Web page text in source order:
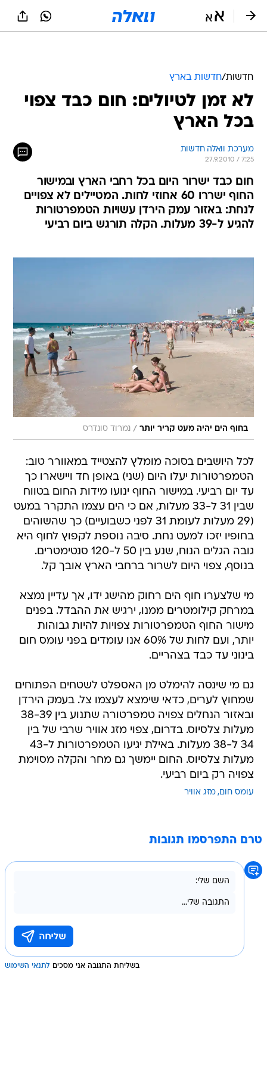
חדשות/חדשות בארץ
לא זמן לטיולים: חום כבד צפוי
בכל הארץ
מערכת וואלה חדשות
27.9.2010 / 7:25
חום כבד ישרור היום בכל רחבי הארץ ובמישור
החוף ישררו 60 אחוזי לחות. המטיילים לא צפויים
לנחת: באזור עמק הירדן עשויות הטמפרטורות
להגיע ל-39 מעלות. הקלה תורגש ביום רביעי
בחוף הים יהיה מעט קריר יותר / נמרוד סונדרס
לכל היושבים בסוכה מומלץ להצטייד במאוורר טוב:
הטמפרטורות יעלו היום (שני) באופן חד ויישארו כך
עד יום רביעי. במישור החוף ינועו מידות החום בטווח
שבין 31 ל-33 מעלות, אם כי הים עצמו התקרר במעט
(29 מעלות לעומת 31 לפני כשבועיים) כך שהשוהים
בחופיו יזכו למעט נחת. סיבה נוספת לקפוץ לחוף היא
גובה הגלים הנוח, שנע בין 50 ל-120 סנטימטרים.
בנוסף, צפוי היום לשרור ברחבי הארץ אובך קל.
מי שלצערו חוף הים רחוק מהישג ידו, אך עדיין נמצא
במרחק קילומטרים ממנו, ירגיש את ההבדל. בפנים
מישור החוף הטמפרטורות צפויות להיות גבוהות
יותר, ועם לחות של 60% אנו עומדים בפני עומס חום
בינוני עד כבד בצהריים.
גם מי שינסה להימלט מן האספלט לשטחים הפתוחים
שמחוץ לערים, כדאי שימצא לעצמו צל. בעמק הירדן
ובאזור הנחלים צפויה טמפרטורה שתנוע בין 38-39
מעלות צלסיוס. בדרום, צפוי מזג אוויר שרבי של בין
34 ל-38 מעלות. באילת יגיעו הטמפרטורות ל-43
מעלות צלסיוס. החום יימשך גם מחר והקלה מסוימת
צפויה רק ביום רביעי.
עומס חום מזג אוויר
טרם התפרסמו תגובות
בשליחת התגובה אני מסכים לתנאי השימוש